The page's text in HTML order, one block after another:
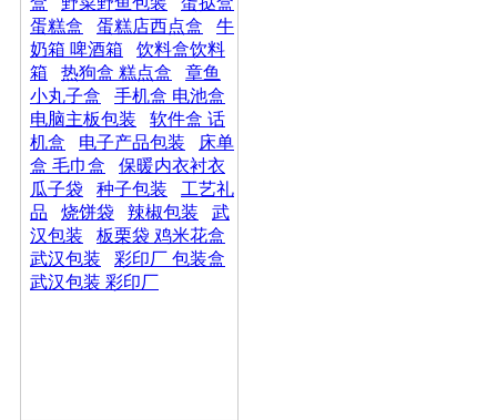
蛋糕盒
蛋糕店西点盒
牛
奶箱 啤酒箱
饮料盒饮料
箱
热狗盒 糕点盒
章鱼
小丸子盒
手机盒 电池盒
电脑主板包装
软件盒 话
机盒
电子产品包装
床单
盒 毛巾盒
保暖内衣衬衣
瓜子袋
种子包装
工艺礼
品
烧饼袋 辣椒包装
武
汉包装
板栗袋 鸡米花盒
武汉包装
彩印厂 包装盒
武汉包装 彩印厂